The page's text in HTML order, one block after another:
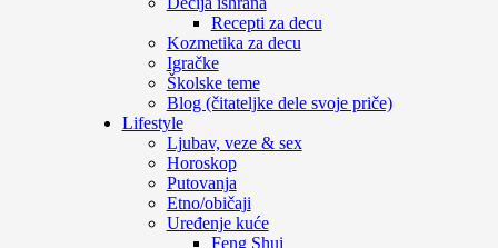
Recepti za decu
Kozmetika za decu
Igračke
Školske teme
Blog (čitateljke dele svoje priče)
Lifestyle
Ljubav, veze & sex
Horoskop
Putovanja
Etno/običaji
Uređenje kuće
Feng Shui